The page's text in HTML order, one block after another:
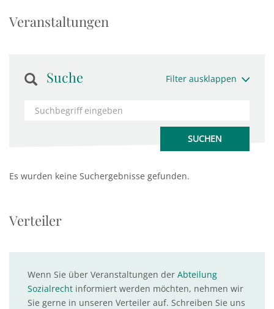
Veranstaltungen
Suche Filter ausklappen
Es wurden keine Suchergebnisse gefunden.
Verteiler
Wenn Sie über Veranstaltungen der Abteilung
Sozialrecht informiert werden möchten, nehmen wir
Sie gerne in unseren Verteiler auf. Schreiben Sie uns